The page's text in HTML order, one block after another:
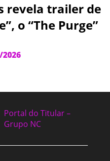
revela trailer de
o “The Purge”
Portal do Titular –
Grupo NC